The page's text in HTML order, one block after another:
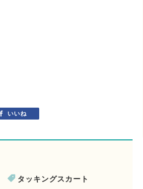
いいね
タッキングスカート